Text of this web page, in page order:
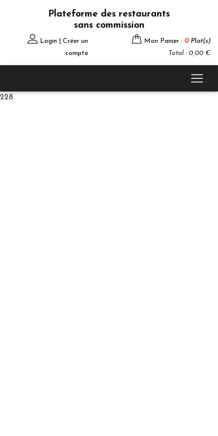
Plateforme des restaurants
sans commission
Login | Créer un
compte
Mon Panier : 0 Plat(s)
Total : 0,00 €
228